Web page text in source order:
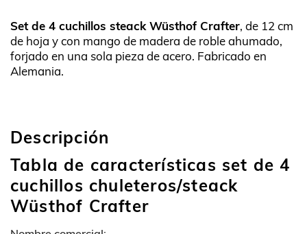
Set de 4 cuchillos steack Wüsthof Crafter, de 12 cm
de hoja y con mango de madera de roble ahumado,
forjado en una sola pieza de acero. Fabricado en
Alemania.
Descripción
Tabla de características set de 4
cuchillos chuleteros/steack
Wüsthof Crafter